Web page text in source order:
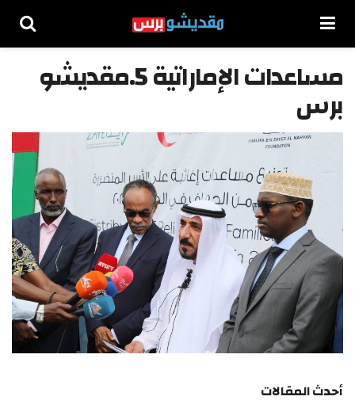
مساعدات الإماراتية 5.مقديشو
برس
أحدث المقالات